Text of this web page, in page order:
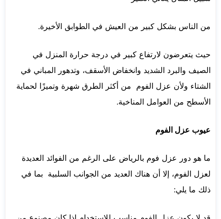
من الناس بشكل كبير من العيش في الطوابق الأخيرة.
حيث يتعرضون لارتفاع كبير في درجة حرارة المنزل في
الصيف والبرد الشديد وانخفاض الأسقف، وتدهور المباني في
الشتاء ولأن عزل الفوم من أكثر الطرق شهرة وتميزًا لحماية
الأسطح من العوامل المناخية.
عيوب عزل الفوم
ما هو دور عزل فوم بالرياض على الرغم من الفوائد العديدة
لعزل الفوم، إلا أن هناك العديد من الجوانب السلبية بما في
ذلك ما يلي: